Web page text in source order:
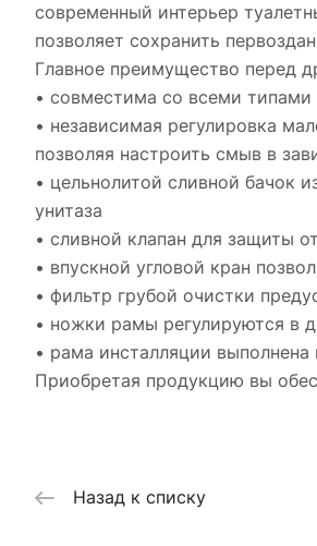
современный интерьер
позволяет сохранить
Главное преимущество перед
• совместима со всеми
• независимая регулировка
позволяя настроить смыв в
• цельнолитой сливной бачок
унитаза
• сливной клапан для защиты
• впускной угловой кран
• фильтр грубой очистки
• ножки рамы регулируются в
• рама инсталляции
Приобретая продукцию вы
Назад к списку